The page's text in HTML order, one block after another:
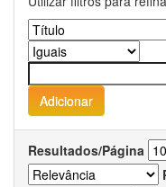
Resultados/Página